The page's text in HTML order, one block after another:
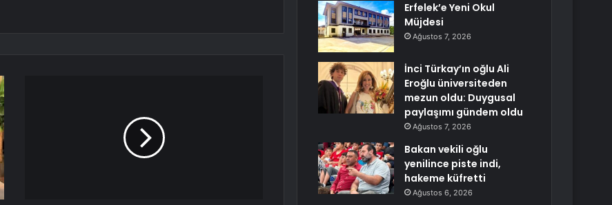
Erfelek’e Yeni Okul
Müjdesi
Ağustos 7, 2026
İnci Türkay’ın oğlu Ali
Eroğlu üniversiteden
mezun oldu: Duygusal
paylaşımı gündem oldu
Ağustos 7, 2026
Bakan vekili oğlu
yenilince piste indi,
hakeme küfretti
Ağustos 6, 2026